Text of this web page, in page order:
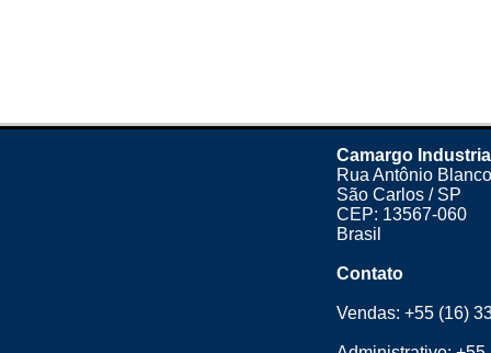
Camargo
Rua Antônio
São Carlos / SP
CEP: 13567-060
Brasil
Contato
Vendas:+55 (16)